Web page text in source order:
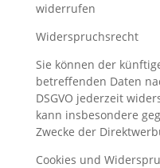
widerrufen
Widerspruchsrecht
Sie können der
betreffenden Daten
DSGVO jederzeit
kann insbesondere
Zwecke der
Cookies und